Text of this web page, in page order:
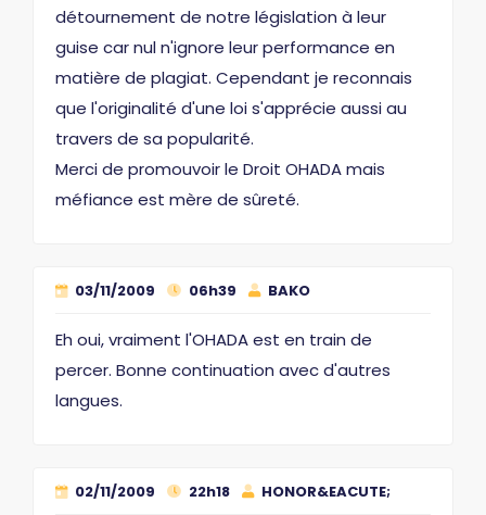
détournement de notre législation à leur
guise car nul n'ignore leur performance en
matière de plagiat. Cependant je reconnais
que l'originalité d'une loi s'apprécie aussi au
travers de sa popularité.
Merci de promouvoir le Droit OHADA mais
méfiance est mère de sûreté.
03/11/2009 06h39 BAKO
Eh oui, vraiment l'OHADA est en train de
percer. Bonne continuation avec d'autres
langues.
02/11/2009 22h18 HONOR&EACUTE;